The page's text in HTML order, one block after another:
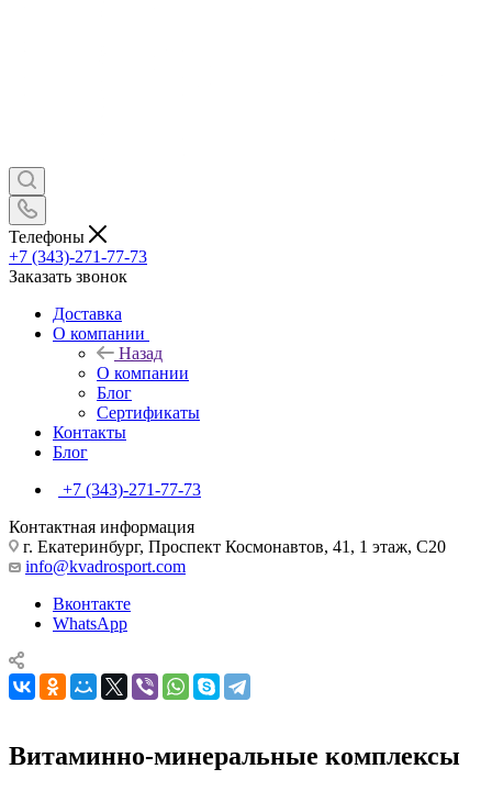
Телефоны
+7 (343)-271-77-73
Заказать звонок
Доставка
О компании
Назад
О компании
Блог
Сертификаты
Контакты
Блог
+7 (343)-271-77-73
Контактная информация
г. Екатеринбург, Проспект Космонавтов, 41, 1 этаж, С20
info@kvadrosport.com
Вконтакте
WhatsApp
Витаминно-минеральные комплексы